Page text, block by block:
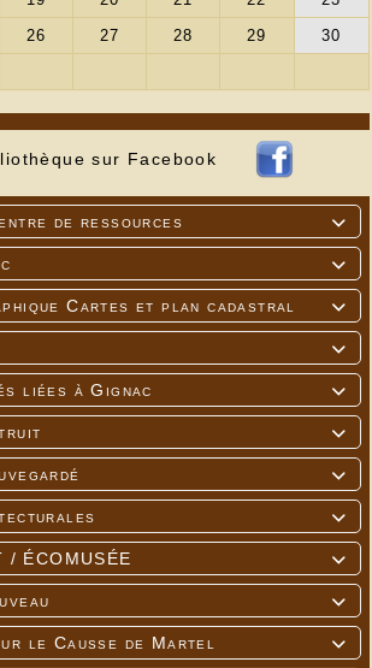
sur Facebook

de ressources


Cartes et plan cadastral


liées à Gignac




/ ÉCOMUSÉE


le Causse de Martel